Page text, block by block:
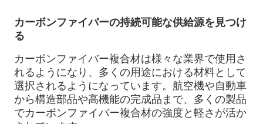
カーボンファイバーの持続可能な供給源を見つけ
る
カーボンファイバー複合材は様々な業界で使用さ
れるようになり、多くの用途における材料として
選択されるようになっています。航空機や自動車
から構造部品や高機能の完成品まで、多くの製品
でカーボンファイバー複合材の強度と軽さが活か